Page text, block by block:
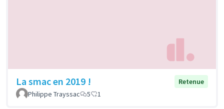
La smac en 2019 !
Retenue
Philippe Trayssac
5 1